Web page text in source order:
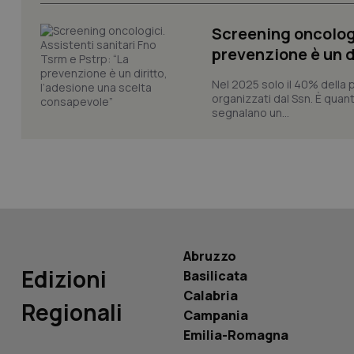
Screening
prevenzione è un
Nel 2025 solo il 40% della
organizzati dal Ssn. È
segnalano un...
Edizioni
Regionali
Abruzzo
Basilicata
Calabria
Campania
Emilia-Romagna
tracking-enable